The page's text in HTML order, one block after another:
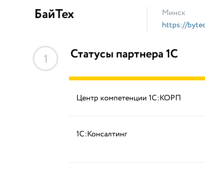
БайТех
Минск
https://
1 Статусы партнера 1С
Центр компетенции 1С:КОРП
1С:Консалтинг